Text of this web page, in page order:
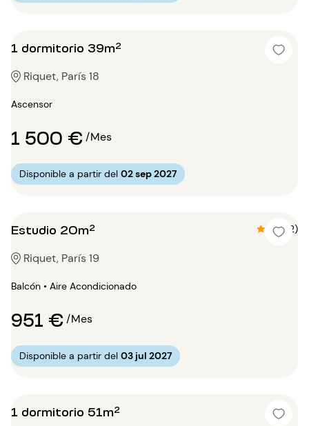
1 dormitorio 39m²
Riquet, París 18
Ascensor
1 500 €/Mes
Disponible a partir del 02 sep 2027
Estudio 20m² 4.5 (2)
Riquet, París 19
Balcón • Aire Acondicionado
951 €/Mes
Disponible a partir del 03 jul 2027
1 dormitorio 51m²